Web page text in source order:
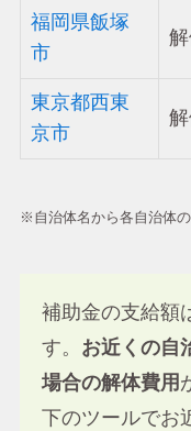
福岡県飯塚
市
東京都西東
京市
※自治体名から各自治体
補助金の支給額
す。 お近くの自
場合の解体費用
下のツールでお